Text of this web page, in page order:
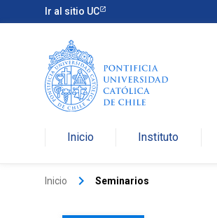
Ir al sitio UC
Inicio Instituto
Inicio keyboard_arrow_right Seminarios